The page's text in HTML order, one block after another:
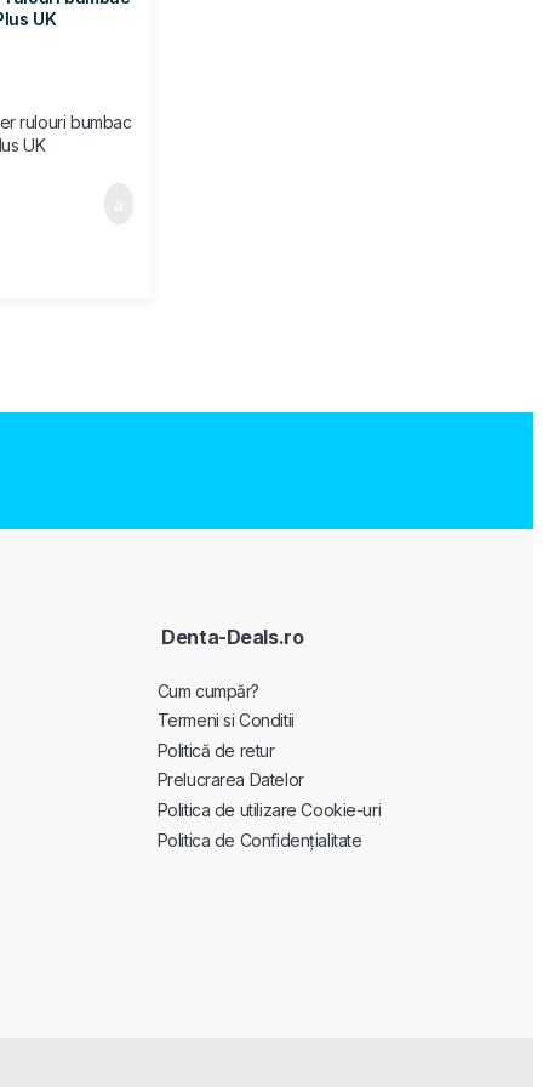
UK
Denta-Deals.ro
Cum cumpăr?
Termeni si Conditii
Politică de retur
Prelucrarea Datelor
Politica de utilizare Cookie-uri
Politica de Confidențialitate